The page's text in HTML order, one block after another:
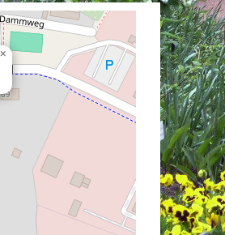
×